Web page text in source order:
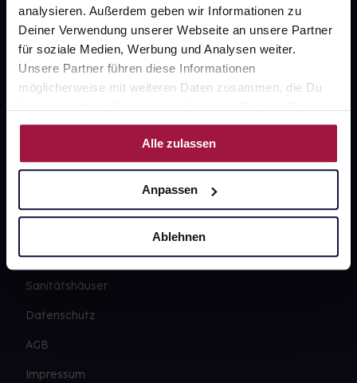
analysieren. Außerdem geben wir Informationen zu
Deiner Verwendung unserer Webseite an unsere Partner
für soziale Medien, Werbung und Analysen weiter.
Unsere Partner führen diese Informationen
möglicherweise mit weiteren Daten zusammen, die Du
Nutzung der Dienste gesammelt haben.
Alle zulassen
Anpassen
Ablehnen
gesund.de
Über uns
Newsletter
Barrierefreiheitserklärung
gesund-versorger.de
Sanitätshäuser
Datenschutz
AGB
Impressum